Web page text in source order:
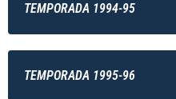
TEMPORADA 1994-95
TEMPORADA 1995-96